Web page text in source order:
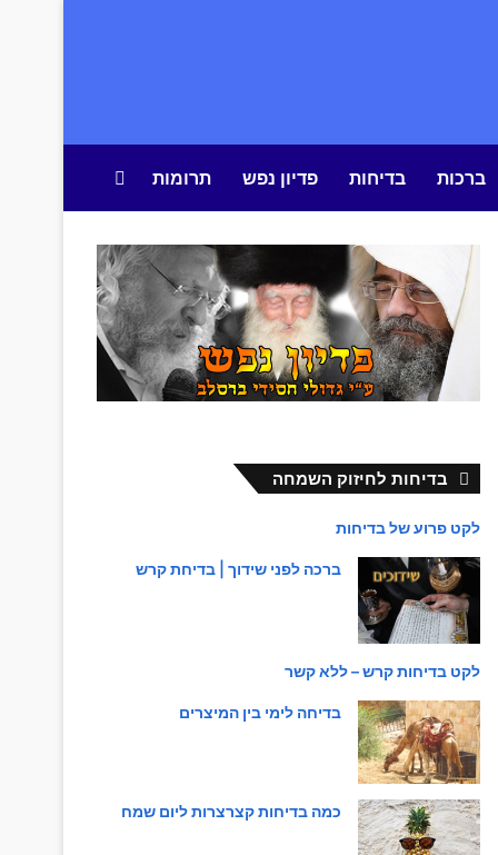
ברכות בדיחות פדיון נפש תרומות
בדיחות לחיזוק השמחה
לקט פרוע של בדיחות
ברכה לפני שידוך | בדיחת קרש
לקט בדיחות קרש – ללא קשר
בדיחה לימי בין המיצרים
כמה בדיחות קצרצרות ליום שמח